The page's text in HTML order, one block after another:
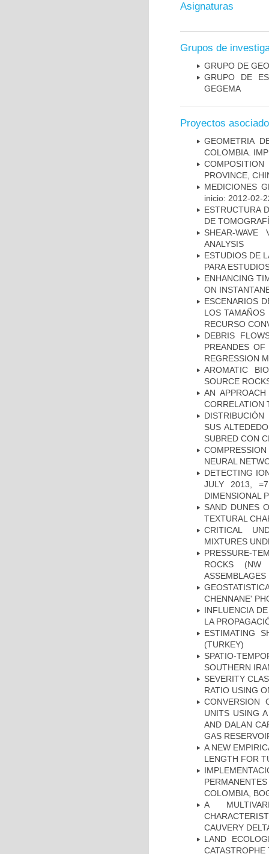
Asignaturas
Grupos de
GRUPO DE
GRUPO DE
GEGEMA
Proyectos
GEOMETRIA
COLOMBIA.
PROVINCE,
MEDICIONES
inicio: 2012-02-
ESTRUCTURA
DE
SHEAR-WAVE
ANALYSIS
ESTUDIOS DE
PARA
ENHANCING
ON
ESCENARIOS
LOS TAMAÑOS
RECURSO
DEBRIS
PREANDES
REGRESSION
AROMATIC
SOURCE
AN
CORRELATION
SUS
SUBRED CON
NEURAL
DETECTING
JULY 2013,
DIMENSIONAL
SAND DUNES
TEXTURAL
CRITICAL
MIXTURES
PRESSURE-
ROCKS (NW
ASSEMBLAGES
CHENNANE'
INFLUENCIA
LA
ESTIMATING
(TURKEY)
SPATIO-
SOUTHERN
SEVERITY
RATIO USING
CONVERSION
UNITS USING
AND DALAN
GAS
A NEW
LENGTH FOR
COLOMBIA,
A
CAUVERY
LAND
CATASTROPHE